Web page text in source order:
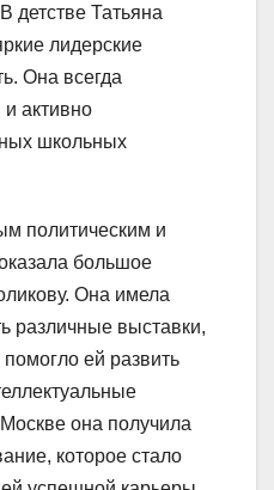
детстве Татьяна
лидерские
Она всегда
активно
школьных
политическим и
большое
Она имела
различные выставки,
ей развить
она получила
которое стало